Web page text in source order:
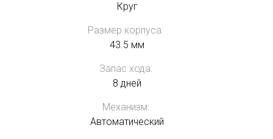
Круг
Размер корпуса:
43.5 мм
Запас хода:
8 дней
Механизм:
Автоматический